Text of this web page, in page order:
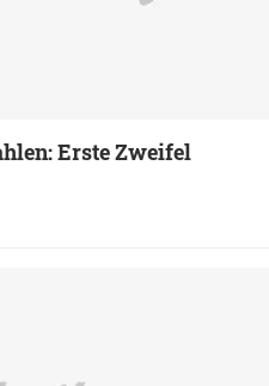
Erste Zweifel